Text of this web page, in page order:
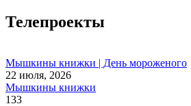
Телепроекты
Мышкины книжки | День мороженого
22 июля, 2026
Мышкины книжки
133